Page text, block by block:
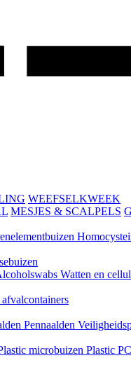
WEEFSELKWEEK
MESJES & SCALPELS
Watten en
Pennaalden
microbuizen Plastic